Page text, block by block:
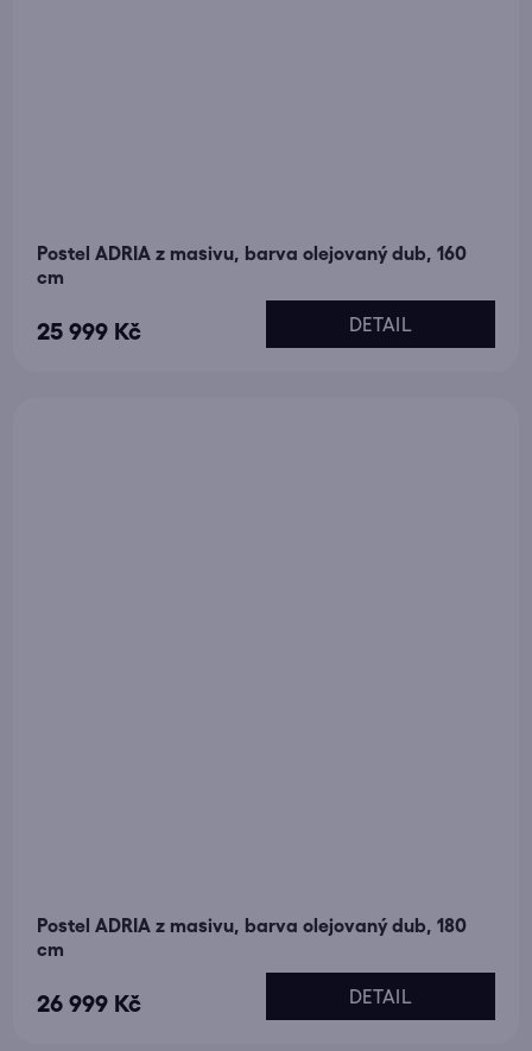
Postel ADRIA z masivu, barva olejovaný dub, 160
cm
25 999 Kč DETAIL
Postel ADRIA z masivu, barva olejovaný dub, 180
cm
26 999 Kč DETAIL